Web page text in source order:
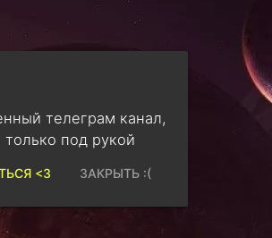
телеграм канал,
под рукой
ЗАКРЫТЬ :(
<3